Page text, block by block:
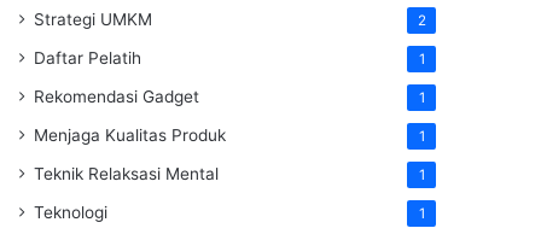
Strategi UMKM 2
Daftar Pelatih 1
Rekomendasi Gadget 1
Menjaga Kualitas Produk 1
Teknik Relaksasi Mental 1
Teknologi 1